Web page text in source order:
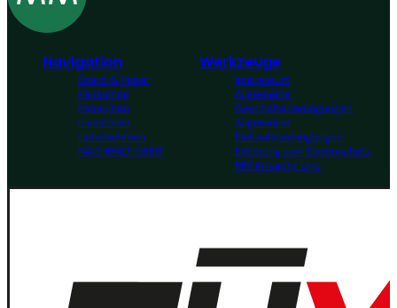
Navigation
Board & Paper
Packaging
Menschen
Investoren
Unternehmen
NACHHALTIGKEIT
Werkzeuge
Impressum
Allgemeine
Geschäftsbedingungen
Allgemeine
Einkaufsbedingungen
Erklärung zum Datenschutz
MM Integrity Line